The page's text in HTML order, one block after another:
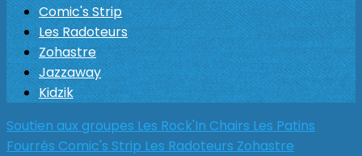
Comic's Strip
Les Radoteurs
Zohastre
Jazzaway
Kidzik
Soutien aux groupes Les Rock'In Chairs Les Patins
Fourrés Comic's Strip Les Radoteurs Zohastre